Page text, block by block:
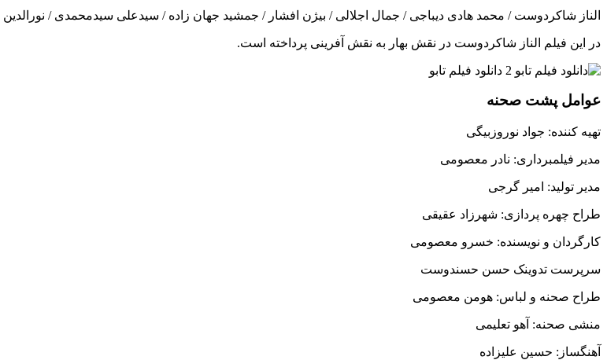
الناز شاکردوست / محمد هادی دیباجی / جمال اجلالی / بیژن افشار / جمشید جهان زاده / سیدعلی سیدمحمدی /
در این فیلم الناز شاکردوست در نقش بهار به نقش آفرینی پرداخته است.
عوامل پشت صحنه
تهیه کننده: جواد نوروزبیگی
مدیر فیلمبرداری: نادر معصومی
مدیر تولید: امیر گرجی
طراح چهره پردازی: شهرزاد عقیقی
کارگردان و نویسنده: خسرو معصومی
سرپرست تدوینک حسن حسندوست
طراح صحنه و لباس: هومن معصومی
منشی صحنه: آهو تعلیمی
آهنگساز: حسین علیزاده